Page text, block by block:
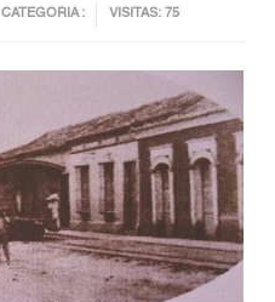
CATEGORIA : VISITAS: 75